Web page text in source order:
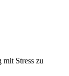
mit Stress zu